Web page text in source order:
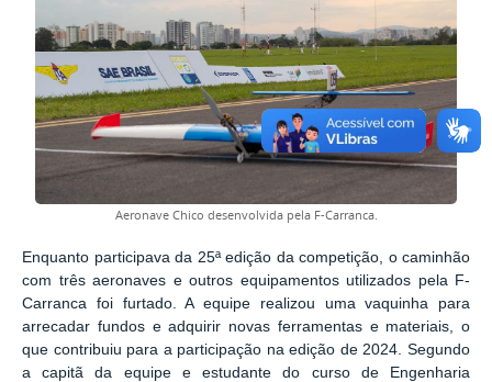
Aeronave Chico desenvolvida pela F-Carranca.
Enquanto participava da 25ª edição da competição, o caminhão
com três aeronaves e outros equipamentos utilizados pela F-
Carranca foi furtado. A equipe realizou uma vaquinha para
arrecadar fundos e adquirir novas ferramentas e materiais, o
que contribuiu para a participação na edição de 2024. Segundo
a capitã da equipe e estudante do curso de Engenharia